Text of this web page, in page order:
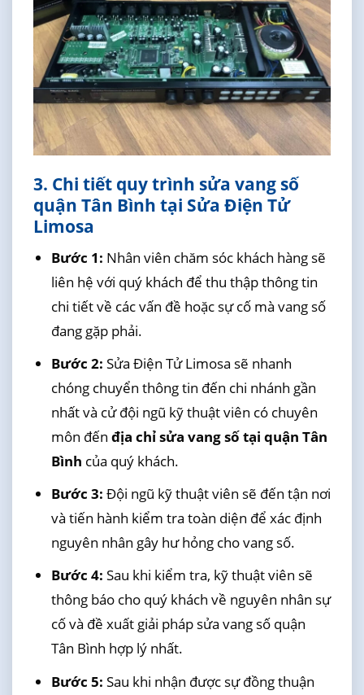
3. Chi tiết quy trình sửa vang số
quận Tân Bình tại Sửa Điện Tử
Limosa
Bước 1: Nhân viên chăm sóc khách hàng sẽ
liên hệ với quý khách để thu thập thông tin
chi tiết về các vấn đề hoặc sự cố mà vang số
đang gặp phải.
Bước 2: Sửa Điện Tử Limosa sẽ nhanh
chóng chuyển thông tin đến chi nhánh gần
nhất và cử đội ngũ kỹ thuật viên có chuyên
môn đến địa chỉ sửa vang số tại quận Tân
Bình của quý khách.
Bước 3: Đội ngũ kỹ thuật viên sẽ đến tận nơi
và tiến hành kiểm tra toàn diện để xác định
nguyên nhân gây hư hỏng cho vang số.
Bước 4: Sau khi kiểm tra, kỹ thuật viên sẽ
thông báo cho quý khách về nguyên nhân sự
cố và đề xuất giải pháp sửa vang số quận
Tân Bình hợp lý nhất.
Bước 5: Sau khi nhận được sự đồng thuận